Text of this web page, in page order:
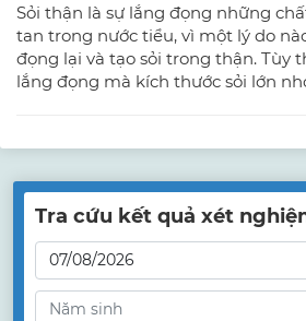
Sỏi thận là sự lắng đọng những
tan trong nước tiểu, vì một lý do
đọng lại và tạo sỏi trong thận. Tùy
lắng đọng mà kích thước sỏi lớn
Tra cứu kết quả xét